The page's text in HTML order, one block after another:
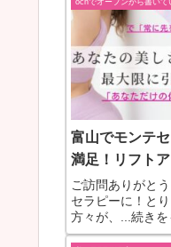
富山でモンテ
満足！リフトア
ご訪問ありがと
セラピーに！と
方々が、...続きを